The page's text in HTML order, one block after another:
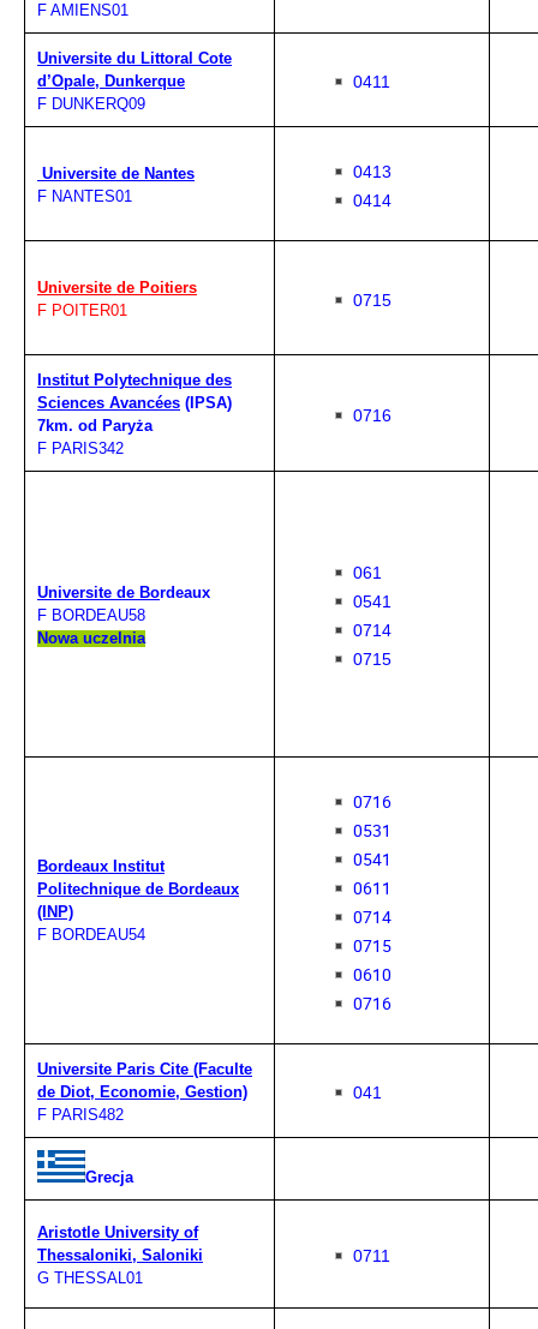
F AMIENS01
Universite du Littoral Cote
d’Opale, Dunkerque
F DUNKERQ09
0411
Universite de Nantes
F NANTES01
0413
0414
Universite de Poitiers
F POITER01
0715
Institut Polytechnique des
Sciences Avancées (IPSA)
7km. od Paryża
F PARIS342
0716
Universite de Bordeaux
F BORDEAU58
Nowa uczelnia
061
0541
0714
0715
Bordeaux Institut
Politechnique de Bordeaux
(INP)
F BORDEAU54
0716
0531
0541
0611
0714
0715
0610
0716
Universite Paris Cite (Faculte
de Diot, Economie, Gestion)
F PARIS482
041
Grecja
Aristotle University of
Thessaloniki, Saloniki
G THESSAL01
0711